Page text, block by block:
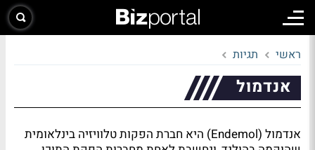
ראשי תגיות
אנדמול
אנדמול (Endemol) היא חברת הפקות טלוויזיה בינלאומית